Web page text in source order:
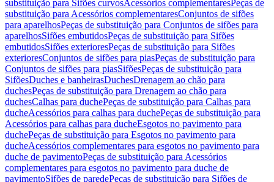
substituição para Sifões curvosAcessórios complementaresPeças de
substituição para Acessórios complementaresConjuntos de sifões
para aparelhosPeças de substituição para Conjuntos de sifões para
aparelhosSifões embutidosPeças de substituição para Sifões
embutidosSifões exterioresPeças de substituição para Sifões
exterioresConjuntos de sifões para piasPeças de substituição para
Conjuntos de sifões para piasSifõesPeças de substituição para
SifõesDuches e banheirasDuchesDrenagem ao chão para
duchesPeças de substituição para Drenagem ao chão para
duchesCalhas para duchePeças de substituição para Calhas para
ducheAcessórios para calhas para duchePeças de substituição para
Acessórios para calhas para ducheEsgotos no pavimento para
duchePeças de substituição para Esgotos no pavimento para
ducheAcessórios complementares para esgotos no pavimento para
duche de pavimentoPeças de substituição para Acessórios
complementares para esgotos no pavimento para duche de
pavimentoSifões de paredePeças de substituição para Sifões de